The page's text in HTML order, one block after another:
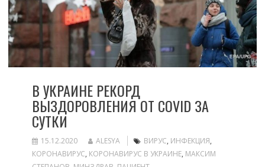
В УКРАИНЕ РЕКОРД
ВЫЗДОРОВЛЕНИЯ ОТ COVID ЗА
СУТКИ
15.12.2020 ALESYA ВИРУС, ИНФЕКЦИЯ,
КОРОНАВИРУС, КОРОНАВИРУС В УКРАИНЕ, МАКСИМ